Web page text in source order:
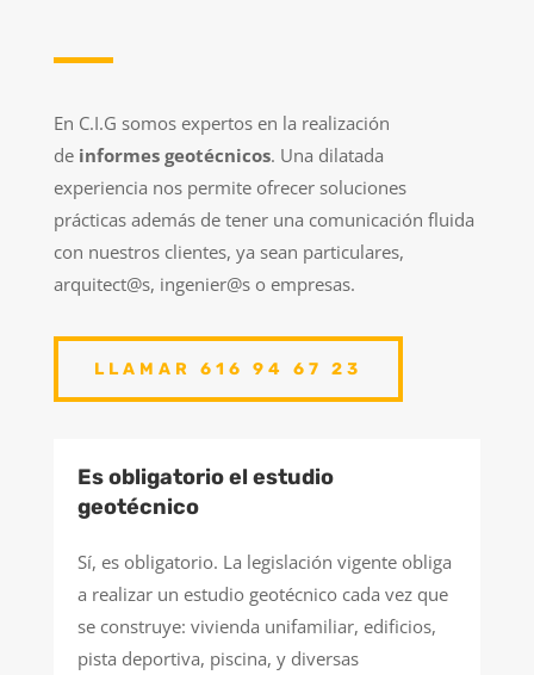
En C.I.G somos expertos en la realización
de informes geotécnicos. Una dilatada
experiencia nos permite ofrecer soluciones
prácticas además de tener una comunicación fluida
con nuestros clientes, ya sean particulares,
arquitect@s, ingenier@s o empresas.
LLAMAR 616 94 67 23
Es obligatorio el estudio
geotécnico
Sí, es obligatorio. La legislación vigente obliga
a realizar un estudio geotécnico cada vez que
se construye: vivienda unifamiliar, edificios,
pista deportiva, piscina, y diversas